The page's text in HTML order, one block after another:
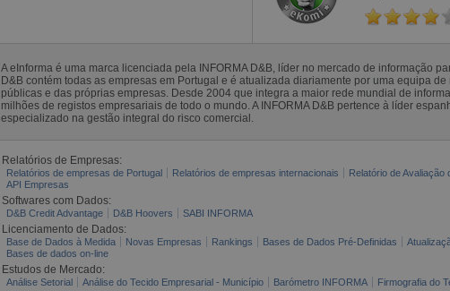
A eInforma é uma marca licenciada pela INFORMA D&B, líder no mercado de informação
D&B contém todas as empresas em Portugal e é atualizada diariamente por uma equipa
públicas e das próprias empresas. Desde 2004 que integra a maior rede mundial de
milhões de registos empresariais de todo o mundo. A INFORMA D&B pertence à líder
especializado na gestão integral do risco comercial.
Relatórios de Empresas:
Relatórios de empresas de Portugal Relatórios de empresas internacionais Relatório de Avaliação
API Empresas
Softwares com Dados:
D&B Credit Advantage D&B Hoovers SABI INFORMA
Licenciamento de Dados:
Base de Dados à Medida Novas Empresas Rankings Bases de Dados Pré-Definidas
Bases de dados on-line
Estudos de Mercado:
Análise Setorial Análise do Tecido Empresarial - Município Barómetro INFORMA Firmografia do